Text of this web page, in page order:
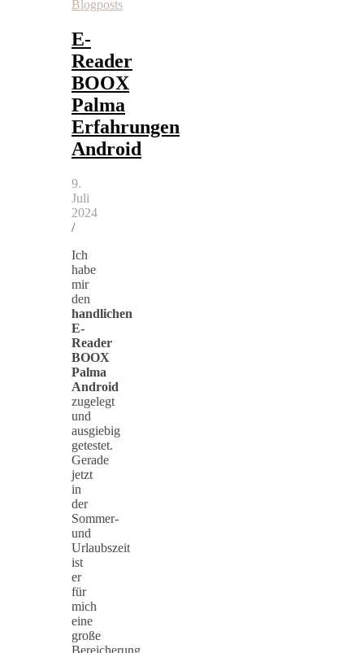
Blogposts
E-
Reader
BOOX
Palma
Erfahrungen
Android
9.
Juli
2024
/
Ich
habe
mir
den
handlichen
E-
Reader
BOOX
Palma
Android
zugelegt
und
ausgiebig
getestet.
Gerade
jetzt
in
der
Sommer-
und
Urlaubszeit
ist
er
für
mich
eine
große
Bereicherung.